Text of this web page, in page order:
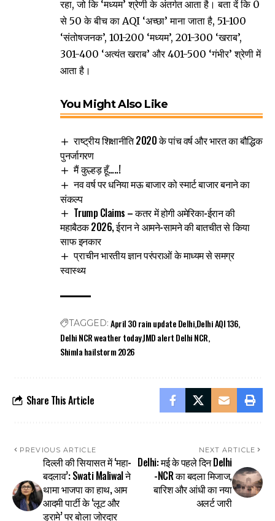
रहा, जो कि ‘मध्यम’ श्रेणी के अंतर्गत आता है। बता दें कि 0
से 50 के बीच का AQI ‘अच्छा’ माना जाता है, 51-100
‘संतोषजनक’, 101-200 ‘मध्यम’, 201-300 ‘खराब’,
301-400 ‘अत्यंत खराब’ और 401-500 ‘गंभीर’ श्रेणी में
आता है।
You Might Also Like
राष्ट्रीय शिक्षानीति 2020 के पांच वर्ष और भारत का बौद्धिक
पुनर्जागरण
मैं कुल्हड़ हूँ…..!
नव वर्ष पर धनिया मऊ बाजार को स्मार्ट बाजार बनाने का
संकल्प
Trump Claims – कतर में होगी अमेरिका-ईरान की
महाबैठक 2026, ईरान ने आमने-सामने की बातचीत से किया
साफ इनकार
प्राचीन भारतीय ज्ञान परंपराओं के माध्यम से समग्र
स्वास्थ्य
TAGGED: April 30 rain update DelhiDelhi AQI 136
Delhi NCR weather todayIMD alert Delhi NCR
Shimla hailstorm 2026
Share This Article
PREVIOUS ARTICLE
दिल्ली की सियासत में ‘महा-
बदलाव’: Swati Maliwal ने
थामा भाजपा का हाथ, आम
आदमी पार्टी के ‘लूट और
ड्रामे’ पर बोला जोरदार
NEXT ARTICLE
Delhi: मई के पहले दिन Delhi
-NCR का बदला मिजाज,
बारिश और आंधी का नया
अलर्ट जारी